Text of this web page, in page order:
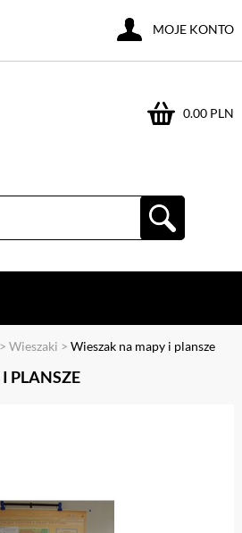
0.00 PLN
MOJE KONTO
> Wieszaki > Wieszak na mapy i plansze
PLANSZE